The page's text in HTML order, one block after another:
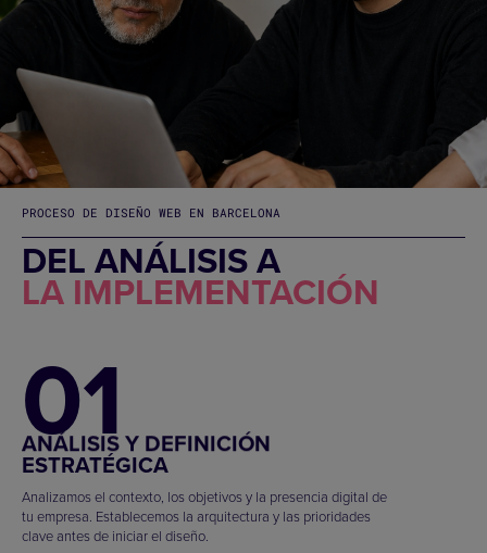
PROCESO DE DISEÑO WEB EN BARCELONA
DEL ANÁLISIS A
LA IMPLEMENTACIÓN
01
ANÁLISIS Y DEFINICIÓN
ESTRATÉGICA
Analizamos el contexto, los objetivos y la presencia digital de
tu empresa. Establecemos la arquitectura y las prioridades
clave antes de iniciar el diseño.